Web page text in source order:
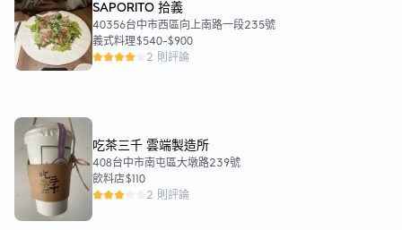
SAPORITO 拾義
40356台中市西區向上南路一段235號
義式料理$540-$900
2 則評論
吃茶三千 雲端製造所
408台中市南屯區大墩路239號
飲料店$110
2 則評論